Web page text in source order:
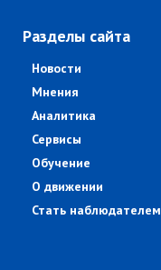
Разделы сайта
Новости
Мнения
Аналитика
Сервисы
Обучение
О движении
Стать наблюдателем